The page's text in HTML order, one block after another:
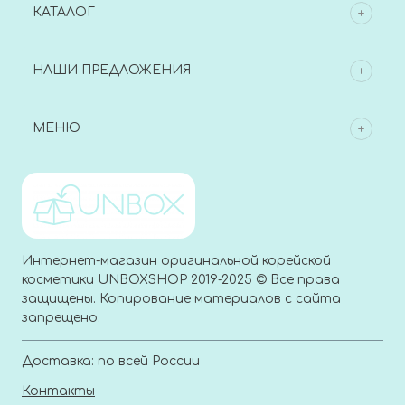
КАТАЛОГ
НАШИ ПРЕДЛОЖЕНИЯ
МЕНЮ
Интернет-магазин оригинальной корейской
косметики UNBOXSHOP 2019-2025 © Все права
защищены. Копирование материалов с сайта
запрещено.
Доставка: по всей России
Контакты